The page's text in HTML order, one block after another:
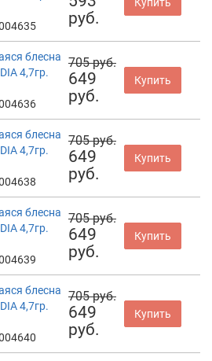
руб.
Купить
блесна
4,7гр.
705 руб.
649
руб.
Купить
блесна
4,7гр.
705 руб.
649
руб.
Купить
блесна
4,7гр.
705 руб.
649
руб.
Купить
блесна
4,7гр.
705 руб.
649
руб.
Купить